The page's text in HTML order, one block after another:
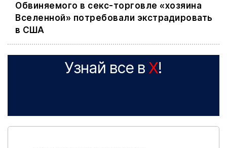
Обвиняемого в секс-торговле «хозяина
Вселенной» потребовали экстрадировать
в США
Узнай все в X!